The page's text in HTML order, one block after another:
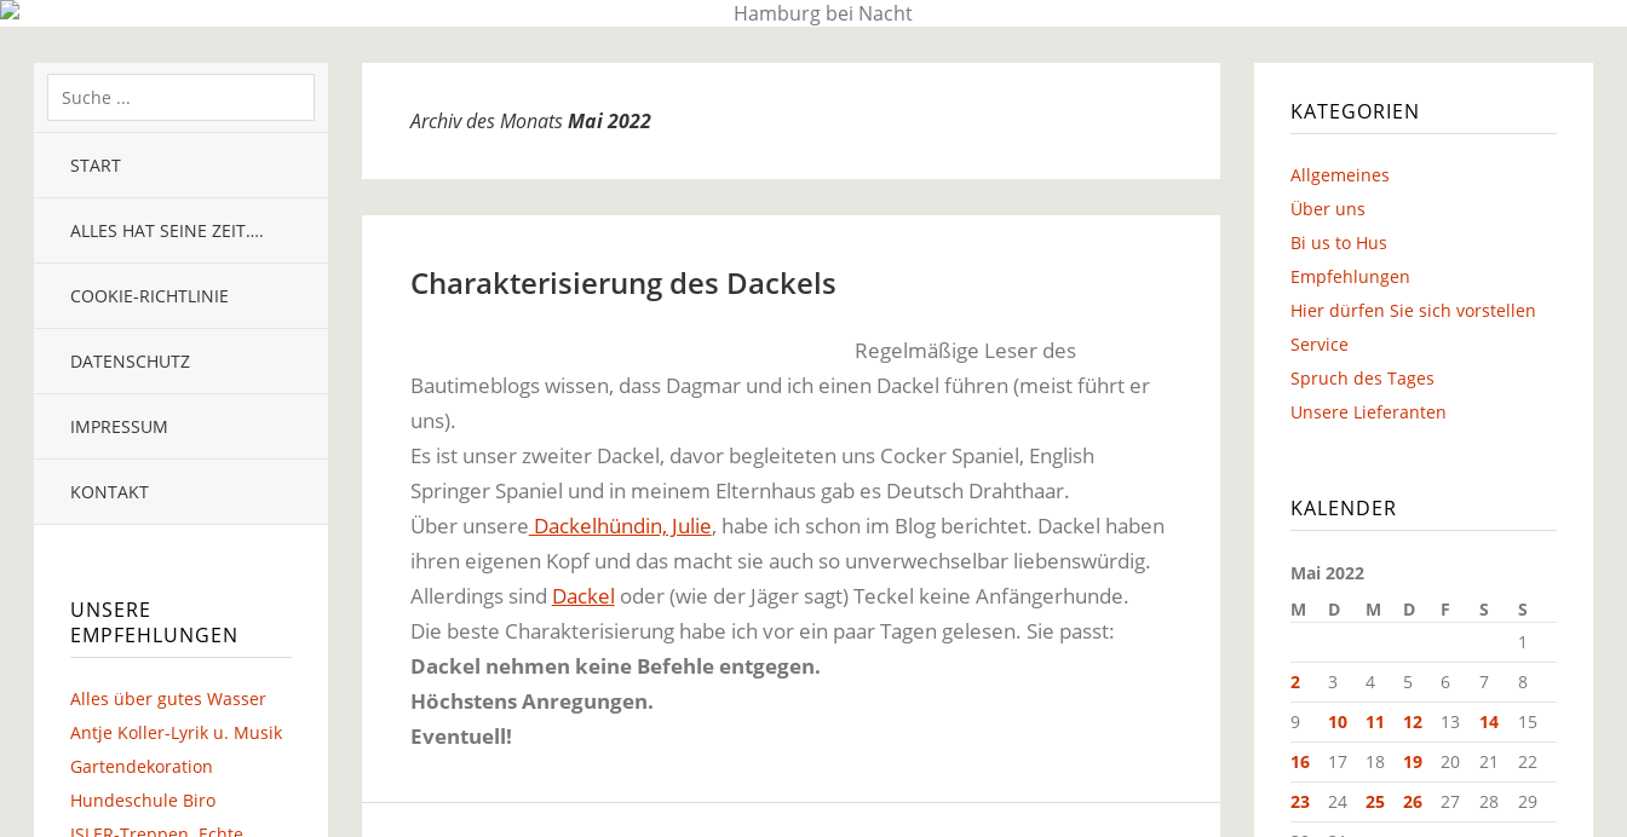
BauTime Blog
Über uns, über Produkte und unseren Alltag
START
ALLES HAT SEINE ZEIT….
COOKIE-RICHTLINIE
DATENSCHUTZ
IMPRESSUM
KONTAKT
UNSERE
EMPFEHLUNGEN
Alles über gutes Wasser
Antje Koller-Lyrik u. Musik
Gartendekoration
Hundeschule Biro
Archiv des MonatsMai 2022
Charakterisierung des Dackels
Regelmäßige Leser des
Bautimeblogs wissen, dass Dagmar und ich einen Dackel führen (meist führt er
uns).
Es ist unser zweiter Dackel, davor begleiteten uns Cocker Spaniel, English
Springer Spaniel und in meinem Elternhaus gab es Deutsch Drahthaar.
Über unsere Dackelhündin, Julie, habe ich schon im Blog berichtet. Dackel haben
ihren eigenen Kopf und das macht sie auch so unverwechselbar liebenswürdig.
Allerdings sind Dackel oder (wie der Jäger sagt) Teckel keine Anfängerhunde.
Die beste Charakterisierung habe ich vor ein paar Tagen gelesen. Sie passt:
Dackel nehmen keine Befehle entgegen.
Höchstens Anregungen.
Eventuell!
KATEGORIEN
Allgemeines
Über uns
Bi us to Hus
Empfehlungen
Hier dürfen Sie sich vorstellen
Service
Spruch des Tages
Unsere Lieferanten
KALENDER
Mai 2022
M
D M D F S
S
1
2
3 4 5 6 7
8
9
10 11 12 13 14
15
16
17 18 19 20 21
22
23
24 25 26 27 28
29